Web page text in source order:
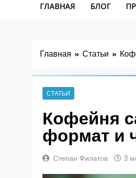
ГЛАВНАЯ БЛОГ
Главная Статьи
СТАТЬИ
Кофейня
формат и
Степан Филатов 3